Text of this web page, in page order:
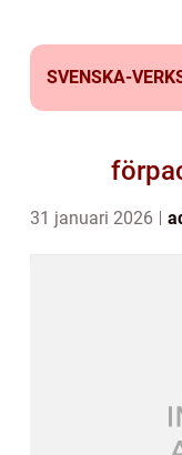
SVENSKA-
31 januari 2026